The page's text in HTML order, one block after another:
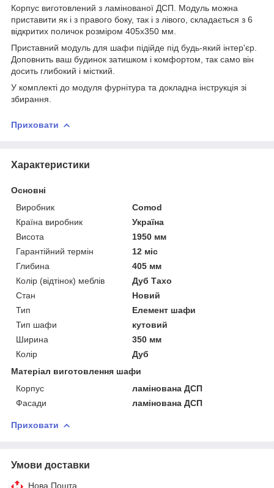
Корпус виготовлений з ламінованої ДСП. Модуль можна
приставити як і з правого боку, так і з лівого, складається з 6
відкритих поличок розміром 405х350 мм.
Приставний модуль для шафи підійде під будь-який інтер'єр.
Доповнить ваш будинок затишком і комфортом, так само він
досить глибокий і місткий.
У комплекті до модуля фурнітура та докладна інструкція зі
збирання.
Приховати
Характеристики
Основні
Виробник
Comod
Країна виробник
Україна
Висота
1950 мм
Гарантійний термін
12 міс
Глибина
405 мм
Колір (відтінок) меблів
Дуб Тахо
Стан
Новий
Тип
Елемент шафи
Тип шафи
кутовий
Ширина
350 мм
Колір
Дуб
Матеріал виготовлення шафи
Корпус
ламінована ДСП
Фасади
ламінована ДСП
Приховати
Умови доставки
Нова Пошта